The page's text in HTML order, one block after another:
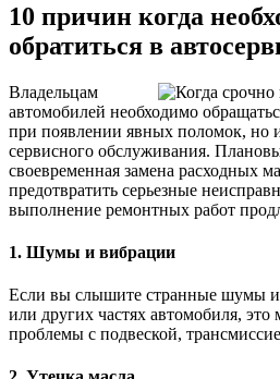
10 причин когда
обратиться в
Владельцам
автомобилей необходимо
при появлении явных поломок, но
сервисного обслуживания.
своевременная замена расходных
предотвратить серьезные
выполнение ремонтных работ
1. Шумы и вибрации
Если вы слышите странные шумы
или других частях автомобиля, это
проблемы с подвеской,